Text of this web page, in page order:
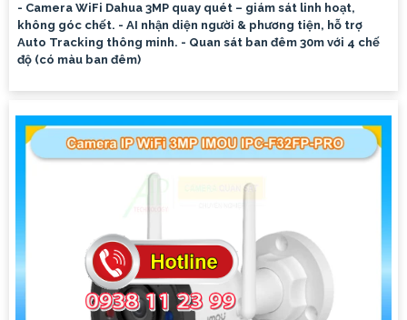
- Camera WiFi Dahua 3MP quay quét – giám sát linh hoạt,
không góc chết. - AI nhận diện người & phương tiện, hỗ trợ
Auto Tracking thông minh. - Quan sát ban đêm 30m với 4 chế
độ (có màu ban đêm)